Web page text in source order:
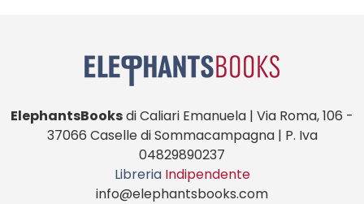
ElephantsBooksdi Caliari Emanuela | Via Roma, 106 -
37066 Caselle di Sommacampagna | P. Iva
04829890237
Libreria Indipendente
info@elephantsbooks.com